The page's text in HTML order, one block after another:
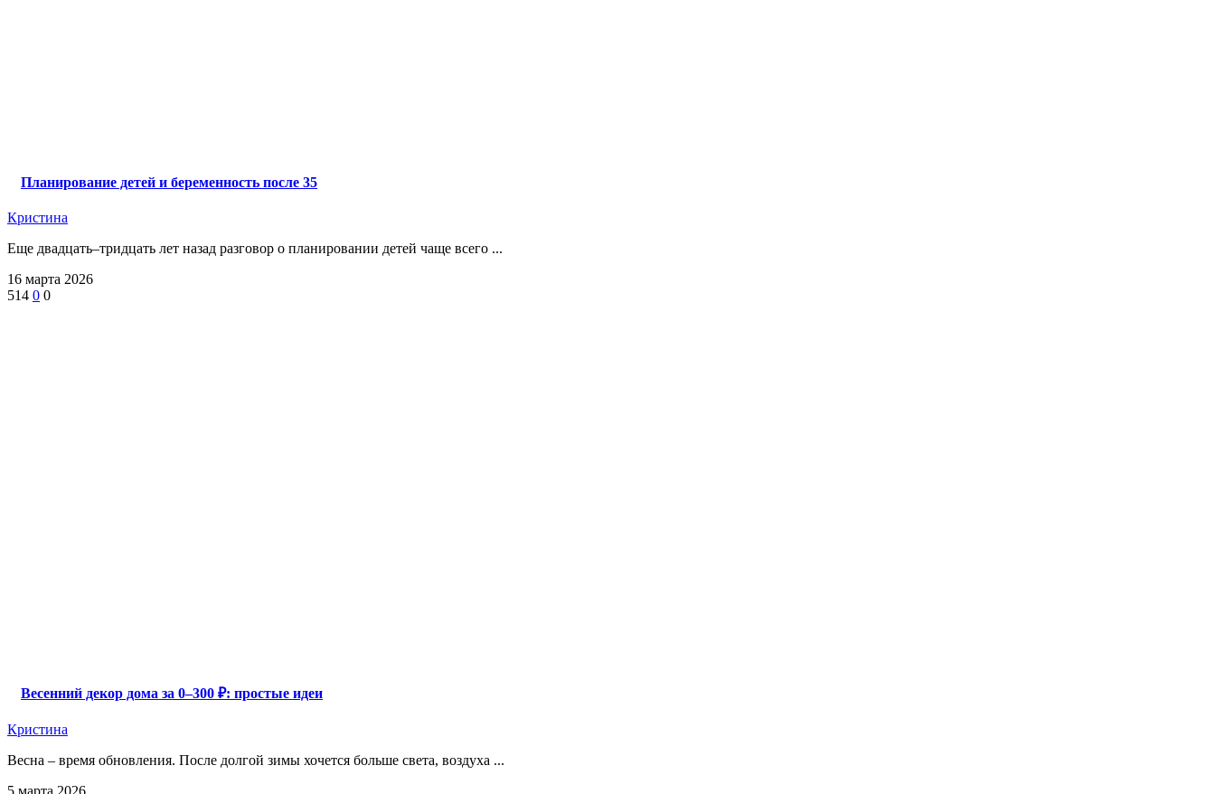
Планирование детей и беременность после 35
Кристина
Еще двадцать–тридцать лет назад разговор о планировании детей чаще всего ...
16 марта 2026
514 0 0
Весенний декор дома за 0–300 ₽: простые идеи
Кристина
Весна – время обновления. После долгой зимы хочется больше света, воздуха ...
5 марта 2026